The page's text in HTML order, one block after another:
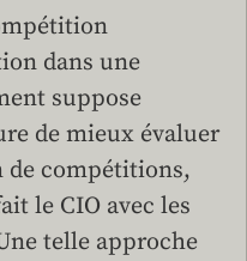
dans une
suppose
de mieux évaluer
de compétitions,
le CIO avec les
telle approche